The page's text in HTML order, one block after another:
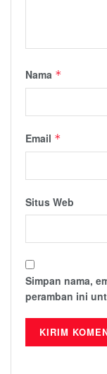
Nama *
Email *
Situs Web
Simpan nama,
peramban ini